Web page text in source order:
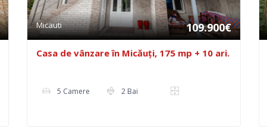
Micauti 109.900€
Casa de vânzare în Micăuți, 175 mp + 10 ari.
5 Camere 2 Bai